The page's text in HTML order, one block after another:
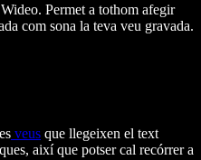
Permet a tothom afegir
com sona la teva veu gravada.
veus que llegeixen el text
així que potser cal recórrer a